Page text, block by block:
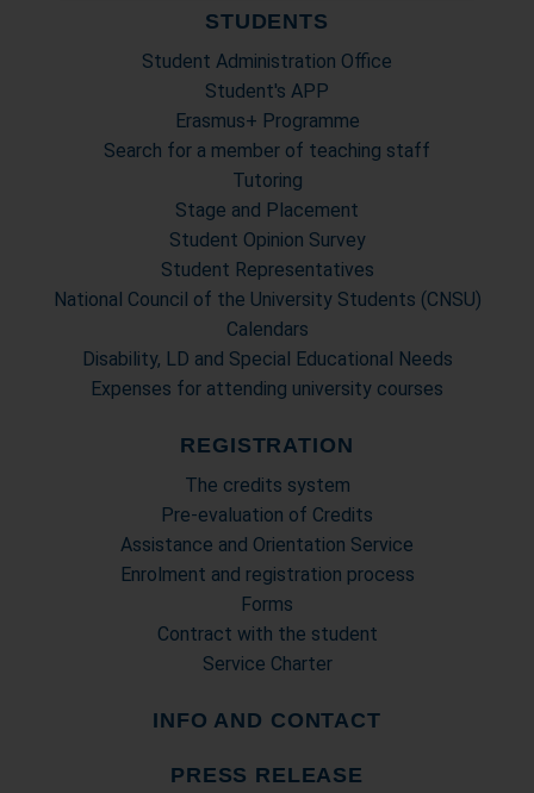
pubblicità e social media, i quali potrebbero combinarle
con altre informazioni che ha fornito loro o che hanno
raccolto dal suo utilizzo dei loro servizi.
STUDENTS
Student Administration Office
Student's APP
Erasmus+ Programme
Search for a member of teaching staff
Tutoring
Stage and Placement
Student Opinion Survey
Student Representatives
National Council of the University Students (CNSU)
Calendars
Disability, LD and Special Educational Needs
Expenses for attending university courses
REGISTRATION
The credits system
Pre-evaluation of Credits
Assistance and Orientation Service
Enrolment and registration process
Forms
Contract with the student
Service Charter
INFO AND CONTACT
PRESS RELEASE